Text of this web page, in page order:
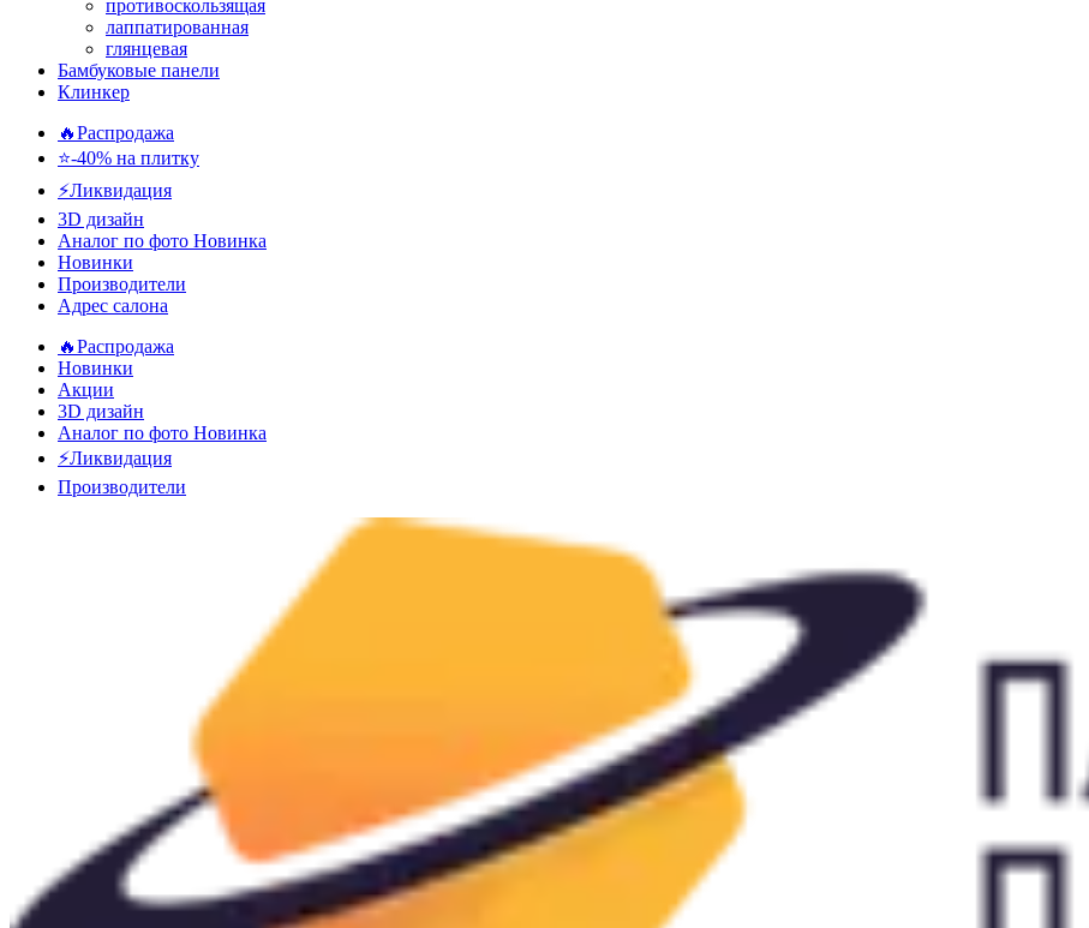
противоскользящая
лаппатированная
глянцевая
Бамбуковые панели
Клинкер
🔥Распродажа
⭐-40% на плитку
⚡️Ликвидация
3D дизайн
Аналог по фото Новинка
Новинки
Производители
Адрес салона
🔥Распродажа
Новинки
Акции
3D дизайн
Аналог по фото Новинка
⚡Ликвидация
Производители